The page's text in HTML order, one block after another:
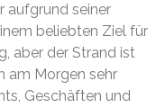
aufgrund seiner
beliebten Ziel für
aber der Strand ist
am Morgen sehr
Geschäften und